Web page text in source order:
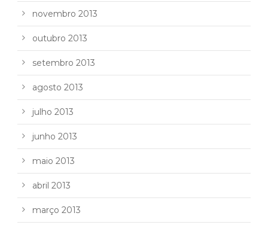
novembro 2013
outubro 2013
setembro 2013
agosto 2013
julho 2013
junho 2013
maio 2013
abril 2013
março 2013